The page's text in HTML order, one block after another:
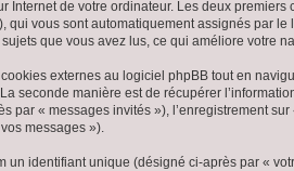
Internet de votre ordinateur. Les deux
qui vous sont automatiquement assignés par
que vous avez lus, ce qui améliore votre
externes au logiciel phpBB tout en
seconde manière est de récupérer
par « messages invités »), l’enregistrement
messages »).
un identifiant unique (désigné ci-après par «